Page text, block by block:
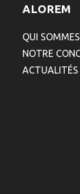
ALOREM
QUI
NOTRE
ACTUALITÉS